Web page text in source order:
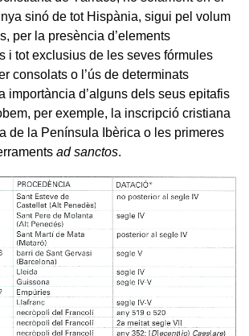
sinó de tot Hispània, sigui pel volum
per la presència d’elements
i tot exclusius de les seves fórmules
consolats o l’ús de determinats
importància d’alguns dels seus epitafis
per exemple, la inscripció cristiana
de la Península Ibèrica o les primeres
ad sanctos.